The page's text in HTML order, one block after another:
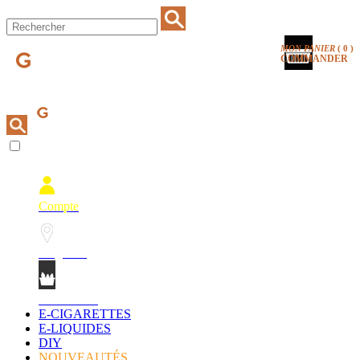
MON PANIER ( 0 )
COMMANDER
Compte
E-CIGARETTES
E-LIQUIDES
DIY
NOUVEAUTÉS